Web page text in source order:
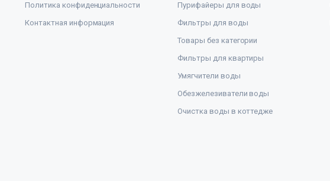
Политика конфиденциальности
Контактная информация
Пурифайеры для воды
Фильтры для воды
Товары без категории
Фильтры для квартиры
Умягчители воды
Обезжелезиватели воды
Очистка воды в коттедже